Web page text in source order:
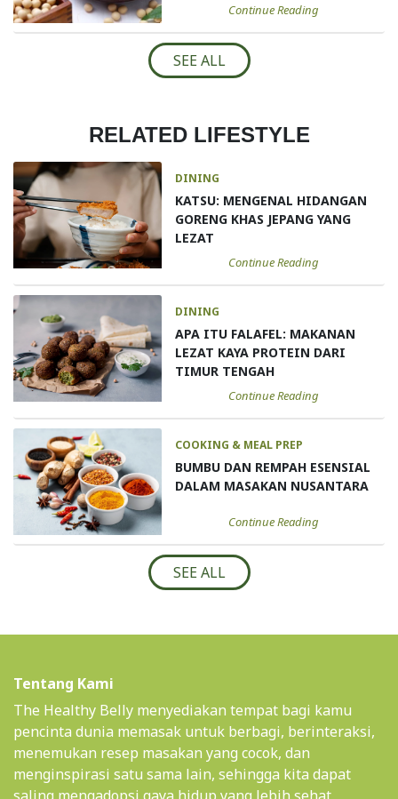
Continue Reading
SEE ALL
RELATED LIFESTYLE
DINING
KATSU: MENGENAL HIDANGAN
GORENG KHAS JEPANG YANG
LEZAT
Continue Reading
DINING
APA ITU FALAFEL: MAKANAN
LEZAT KAYA PROTEIN DARI
TIMUR TENGAH
Continue Reading
COOKING & MEAL PREP
BUMBU DAN REMPAH ESENSIAL
DALAM MASAKAN NUSANTARA
Continue Reading
SEE ALL
Tentang Kami
The Healthy Belly menyediakan tempat bagi kamu
pencinta dunia memasak untuk berbagi, berinteraksi,
menemukan resep masakan yang cocok, dan
menginspirasi satu sama lain, sehingga kita dapat